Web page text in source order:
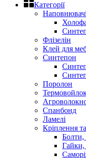
Категорії
Наповнювачі
Флізелін
Клей для
Синтепон
Поролон
Спанбонд
Ламелі
Кріплення
Болти,